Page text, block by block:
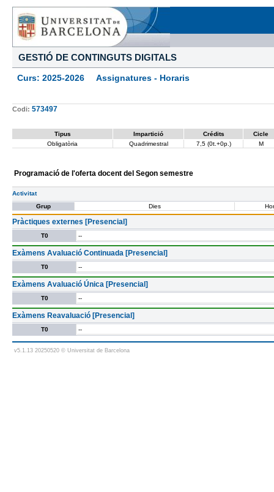
GESTIÓ DE CONTINGUTS DIGITALS
Curs: 2025-2026 Assignatures - Horaris
Codi: 573497
Tipus Impartició Crédits
Cicle
Obligatòria
Quadrimestral 7,5 (0t.+0p.) M
Programació de l'oferta docent del Segon semestre
Activitat
Grup
Dies
Pràctiques externes [Presencial]
T0 --
Exàmens Avaluació Continuada [Presencial]
T0 --
Exàmens Avaluació Única [Presencial]
T0 --
Exàmens Reavaluació [Presencial]
T0 --
v5.1.13 20250520 © Universitat de Barcelona